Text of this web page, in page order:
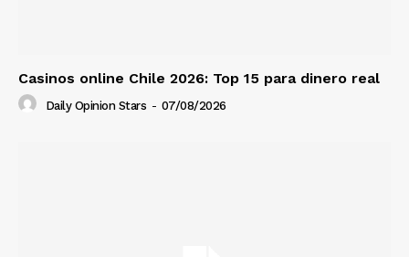
Casinos online Chile 2026: Top 15 para dinero real
Daily Opinion Stars - 07/08/2026